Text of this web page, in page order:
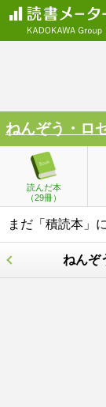
ねんぞう・ロ
読んだ本
（29冊）
まだ「積読本」
ねんぞ